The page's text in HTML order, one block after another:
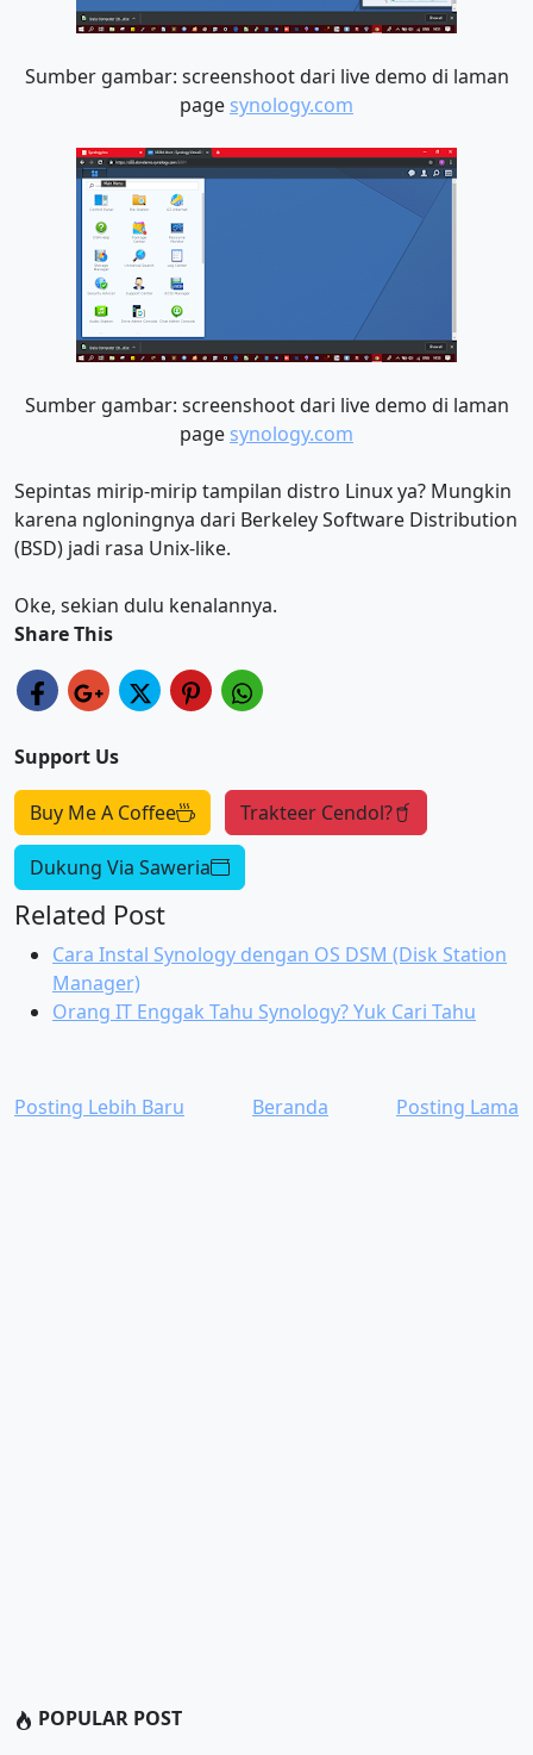
Sumber gambar: screenshoot dari live demo di laman
page synology.com
Sumber gambar: screenshoot dari live demo di laman
page synology.com
Sepintas mirip-mirip tampilan distro Linux ya? Mungkin
karena ngloningnya dari Berkeley Software Distribution
(BSD) jadi rasa Unix-like.
Oke, sekian dulu kenalannya.
Share This
Support Us
Buy Me A Coffee Trakteer Cendol?
Dukung Via Saweria
Related Post
Cara Instal Synology dengan OS DSM (Disk Station
Manager)
Orang IT Enggak Tahu Synology? Yuk Cari Tahu
Posting Lebih Baru Posting Lama
Beranda
POPULAR POST